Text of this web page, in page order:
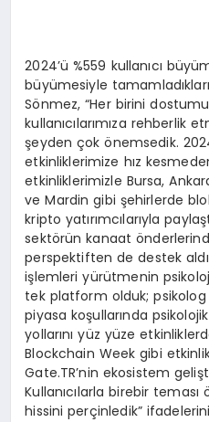
2024’ü %559 kullanıcı
büyümesiyle
Sönmez, “Her birini
kullanıcılarımıza rehberlik
şeyden çok önemsedik.
etkinliklerimize hız
etkinliklerimizle Bursa,
ve Mardin gibi şehirlerde
kripto yatırımcılarıyla
sektörün kanaat
perspektiften de destek
işlemleri yürütmenin
tek platform olduk; psikolog
piyasa koşullarında
yollarını yüz yüze
Blockchain Week gibi
Gate.TR’nin ekosistem
Kullanıcılarla birebir
hissini perçinledik”